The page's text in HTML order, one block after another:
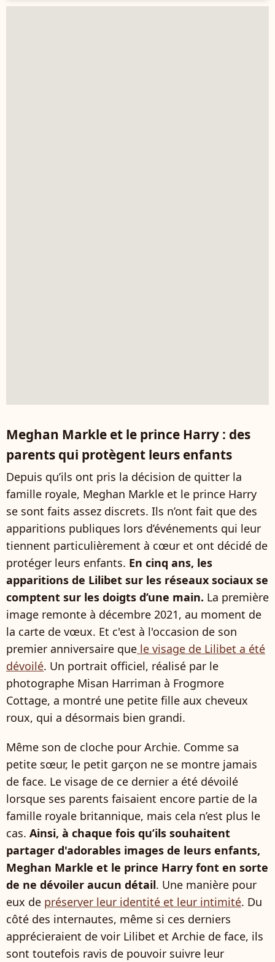
Meghan Markle et le prince Harry : des
parents qui protègent leurs enfants
Depuis qu’ils ont pris la décision de quitter la
famille royale, Meghan Markle et le prince Harry
se sont faits assez discrets. Ils n’ont fait que des
apparitions publiques lors d’événements qui leur
tiennent particulièrement à cœur et ont décidé de
protéger leurs enfants. En cinq ans, les
apparitions de Lilibet sur les réseaux sociaux se
comptent sur les doigts d’une main. La première
image remonte à décembre 2021, au moment de
la carte de vœux. Et c'est à l'occasion de son
premier anniversaire que le visage de Lilibet a été
dévoilé. Un portrait officiel, réalisé par le
photographe Misan Harriman à Frogmore
Cottage, a montré une petite fille aux cheveux
roux, qui a désormais bien grandi.
Même son de cloche pour Archie. Comme sa
petite sœur, le petit garçon ne se montre jamais
de face. Le visage de ce dernier a été dévoilé
lorsque ses parents faisaient encore partie de la
famille royale britannique, mais cela n’est plus le
cas. Ainsi, à chaque fois qu’ils souhaitent
partager d'adorables images de leurs enfants,
Meghan Markle et le prince Harry font en sorte
de ne dévoiler aucun détail. Une manière pour
eux de préserver leur identité et leur intimité. Du
côté des internautes, même si ces derniers
apprécieraient de voir Lilibet et Archie de face, ils
sont toutefois ravis de pouvoir suivre leur